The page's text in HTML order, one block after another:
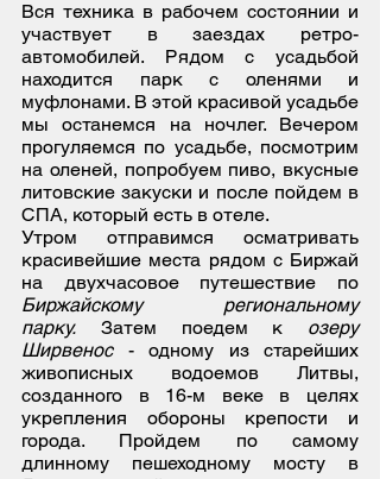
Вся техника в рабочем состоянии и
участвует в заездах ретро-
автомобилей. Рядом с усадьбой
находится парк с оленями и
муфлонами. В этой красивой усадьбе
мы останемся на ночлег. Вечером
прогуляемся по усадьбе, посмотрим
на оленей, попробуем пиво, вкусные
литовские закуски и после пойдем в
СПА, который есть в отеле.
Утром отправимся осматривать
красивейшие места рядом с Биржай
на двухчасовое путешествие по
Биржайскому региональному
парку. Затем поедем к озеру
Ширвенос- одному из старейших
живописных водоемов Литвы,
созданного в 16-м веке в целях
укрепления обороны крепости и
города. Пройдем по самому
длинному пешеходному мосту в